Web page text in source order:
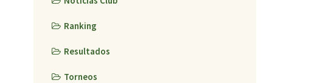
Ranking
Resultados
Torneos